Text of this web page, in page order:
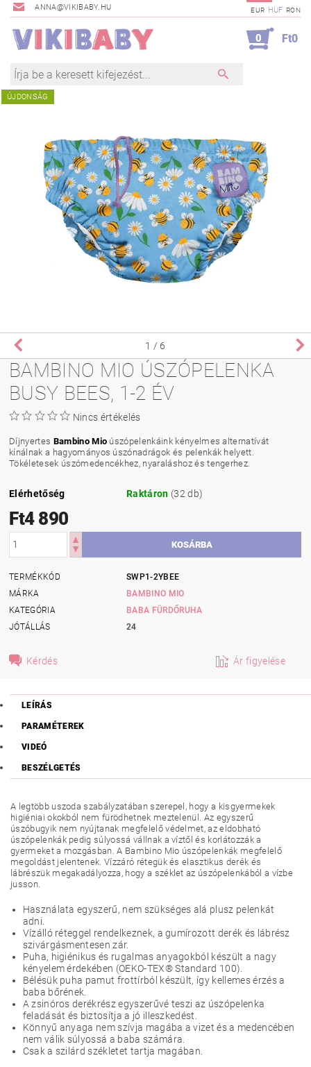
ANNA@VIKIBABY.HU EUR HUF RON
0 Ft0
ÚJDONSÁG
1 / 6
BAMBINO MIO ÚSZÓPELENKA
BUSY BEES, 1-2 ÉV
Nincs értékelés
Díjnyertes Bambino Mio úszópelenkáink kényelmes alternatívát
kínálnak a hagyományos úszónadrágok és pelenkák helyett.
Tökéletesek úszómedencékhez, nyaraláshoz és tengerhez.
Elérhetőség Raktáron (32 db)
Ft4 890
TERMÉKKÓD
SWP1-2YBEE
MÁRKA
BAMBINO MIO
KATEGÓRIA
BABA FÜRDŐRUHA
JÓTÁLLÁS
24
Kérdés Ár figyelése
LEÍRÁS
PARAMÉTEREK
VIDEÓ
BESZÉLGETÉS
A legtöbb uszoda szabályzatában szerepel, hogy a kisgyermekek
higiéniai okokból nem fürödhetnek meztelenül. Az egyszerű
úszóbugyik nem nyújtanak megfelelő védelmet, az eldobható
úszópelenkák pedig súlyossá vállnak a víztől és korlátozzák a
gyermeket a mozgásban. A Bambino Mio úszópelenkák megfelelő
megoldást jelentenek. Vízzáró rétegük és elasztikus derék és
lábrészük megakadályozza, hogy a széklet az úszópelenkából a vízbe
jusson.
Használata egyszerű, nem szükséges alá plusz pelenkát
adni.
Vízálló réteggel rendelkeznek, a gumírozott derék és lábrész
szivárgásmentesen zár.
Puha, higiénikus és rugalmas anyagokból készült a nagy
kényelem érdekében (OEKO-TEX® Standard 100).
Bélésük puha pamut frottírból készült, így kellemes érzés a
baba bőrének.
A zsinóros derékrész egyszerűvé teszi az úszópelenka
feladását és biztosítja a jó illeszkedést.
Könnyű anyaga nem szívja magába a vizet és a medencében
nem válik súlyossá a baba számára.
Csak a szilárd székletet tartja magában.